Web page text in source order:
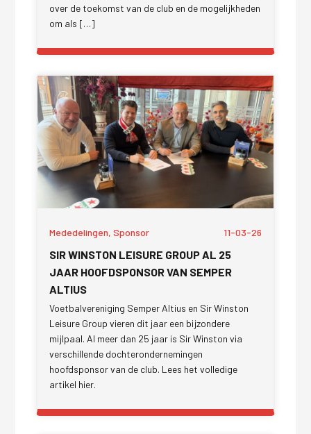
over de toekomst van de club en de mogelijkheden
om als […]
Mededelingen, Sponsor 11-03-26
SIR WINSTON LEISURE GROUP AL 25
JAAR HOOFDSPONSOR VAN SEMPER
ALTIUS
Voetbalvereniging Semper Altius en Sir Winston
Leisure Group vieren dit jaar een bijzondere
mijlpaal. Al meer dan 25 jaar is Sir Winston via
verschillende dochterondernemingen
hoofdsponsor van de club. Lees het volledige
artikel hier.